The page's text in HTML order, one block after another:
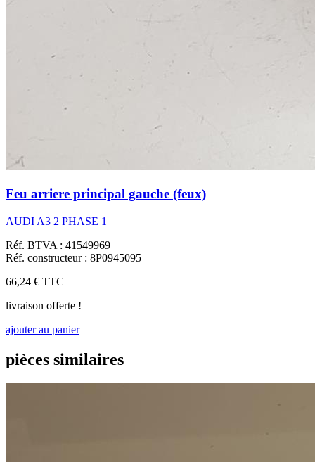
Feu arriere principal gauche (feux)
AUDI A3 2 PHASE 1
Réf. BTVA : 41549969
Réf. constructeur : 8P0945095
66,24 € TTC
livraison offerte !
ajouter au panier
pièces similaires